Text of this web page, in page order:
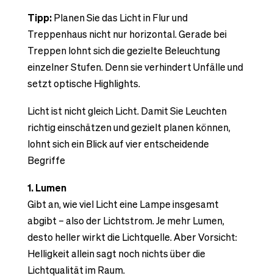
Tipp:Planen Sie das Licht in Flur und
Treppenhaus nicht nur horizontal. Gerade bei
Treppen lohnt sich die gezielte Beleuchtung
einzelner Stufen. Denn sie verhindert Unfälle und
setzt optische Highlights.
Licht ist nicht gleich Licht. Damit Sie Leuchten
richtig einschätzen und gezielt planen können,
lohnt sich ein Blick auf vier entscheidende
Begriffe
1. Lumen
Gibt an, wie viel Licht eine Lampe insgesamt
abgibt – also der Lichtstrom. Je mehr Lumen,
desto heller wirkt die Lichtquelle. Aber Vorsicht:
Helligkeit allein sagt noch nichts über die
Lichtqualität im Raum.